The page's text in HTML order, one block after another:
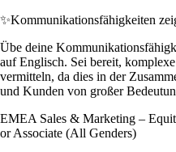
✨Kommunikationsfähigkeiten
Übe deine
auf Englisch. Sei bereit,
vermitteln, da dies in der
und Kunden von großer
EMEA Sales & Marketing –
or Associate (All Genders)